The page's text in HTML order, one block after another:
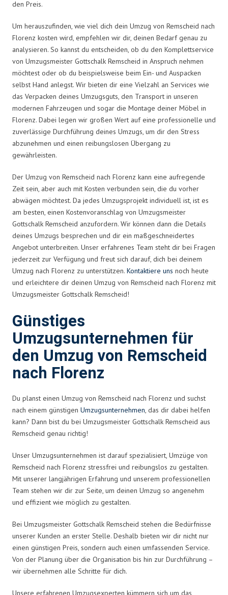
den Preis.
Um herauszufinden, wie viel dich dein Umzug von Remscheid nach
Florenz kosten wird, empfehlen wir dir, deinen Bedarf genau zu
analysieren. So kannst du entscheiden, ob du den Komplettservice
von Umzugsmeister Gottschalk Remscheid in Anspruch nehmen
möchtest oder ob du beispielsweise beim Ein- und Auspacken
selbst Hand anlegst. Wir bieten dir eine Vielzahl an Services wie
das Verpacken deines Umzugsguts, den Transport in unseren
modernen Fahrzeugen und sogar die Montage deiner Möbel in
Florenz. Dabei legen wir großen Wert auf eine professionelle und
zuverlässige Durchführung deines Umzugs, um dir den Stress
abzunehmen und einen reibungslosen Übergang zu
gewährleisten.
Der Umzug von Remscheid nach Florenz kann eine aufregende
Zeit sein, aber auch mit Kosten verbunden sein, die du vorher
abwägen möchtest. Da jedes Umzugsprojekt individuell ist, ist es
am besten, einen Kostenvoranschlag von Umzugsmeister
Gottschalk Remscheid anzufordern. Wir können dann die Details
deines Umzugs besprechen und dir ein maßgeschneidertes
Angebot unterbreiten. Unser erfahrenes Team steht dir bei Fragen
jederzeit zur Verfügung und freut sich darauf, dich bei deinem
Umzug nach Florenz zu unterstützen. Kontaktiere uns noch heute
und erleichtere dir deinen Umzug von Remscheid nach Florenz mit
Umzugsmeister Gottschalk Remscheid!
Günstiges
Umzugsunternehmen für
den Umzug von Remscheid
nach Florenz
Du planst einen Umzug von Remscheid nach Florenz und suchst
nach einem günstigen Umzugsunternehmen, das dir dabei helfen
kann? Dann bist du bei Umzugsmeister Gottschalk Remscheid aus
Remscheid genau richtig!
Unser Umzugsunternehmen ist darauf spezialisiert, Umzüge von
Remscheid nach Florenz stressfrei und reibungslos zu gestalten.
Mit unserer langjährigen Erfahrung und unserem professionellen
Team stehen wir dir zur Seite, um deinen Umzug so angenehm
und effizient wie möglich zu gestalten.
Bei Umzugsmeister Gottschalk Remscheid stehen die Bedürfnisse
unserer Kunden an erster Stelle. Deshalb bieten wir dir nicht nur
einen günstigen Preis, sondern auch einen umfassenden Service.
Von der Planung über die Organisation bis hin zur Durchführung –
wir übernehmen alle Schritte für dich.
Unsere erfahrenen Umzugsexperten kümmern sich um das